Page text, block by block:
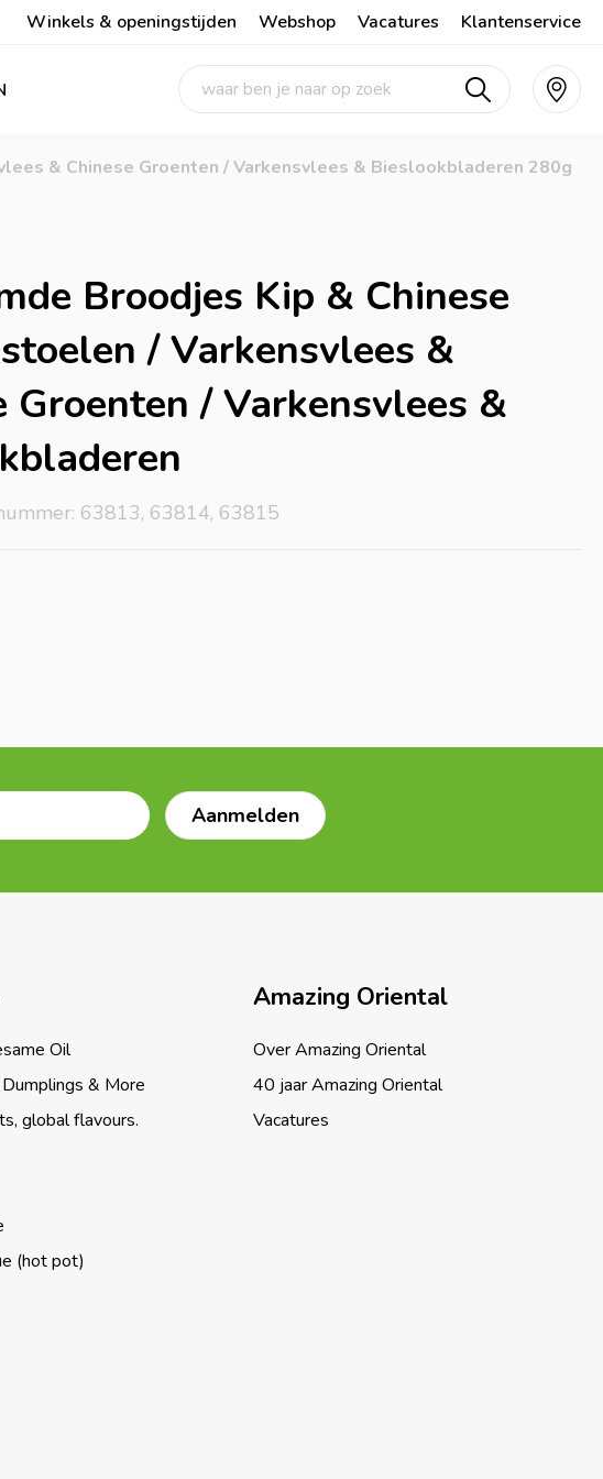
Winkels & openingstijden Webshop Vacatures Klantenservice
& Chinese Groenten / Varkensvlees & Bieslookbladeren 280g
Broodjes Kip & Chinese
/ Varkensvlees &
Groenten / Varkensvlees &
63813, 63814, 63815
Oil
& More
global flavours.
(hot pot)
Amazing Oriental
Over Amazing Oriental
40 jaar Amazing Oriental
Vacatures